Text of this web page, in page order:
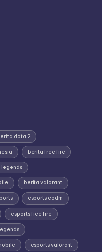
dota 2
berita free fire
legends
berita valorant
esports codm
esports free fire
esports valorant